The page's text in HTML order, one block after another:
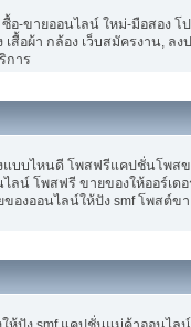
อ-ขายออนไลน์ ใหม่-มือสอง โ
เสื้อผ้า กล้อง เว็บสมัครงาน,
การ
แบบไหนดี โพสฟรีแคปชั่นโพสข
น์ โพสฟรี ขายของให้ออร์เดอ
องออนไลน์ให้ปัง smf โพสต์ข